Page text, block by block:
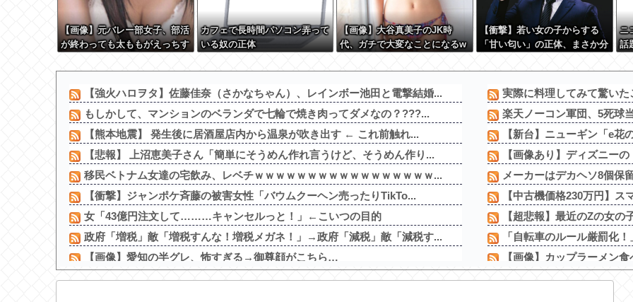
【画像】元バレー部女子、部活
が終わっても太ももがえっちす
カフェで長時間パソコン弄って
いる奴の正体
【画像】大谷真美子のJK時
代、ガチで大変なことになるw
【衝撃】若い女の子からする
「甘い匂い」の正体、まさか分
な？よな？w w w w w w w w
w w w
ニ
話
【強火ハロヲタ】佐藤佳奈（さかなちゃん）、レインボー池田と電撃結婚...
もしかして、マンションのベランダで七輪で焼き肉ってダメなの？???...
【熊本地震】 発生後に居酒屋店内から温泉が吹き出す ← これ前触れ...
【悲報】 上沼恵美子さん「簡単にそうめん作れ言うけど、そうめん作り...
移民ベトナム女達の宅飲み、レベチｗｗｗｗｗｗｗｗｗｗｗｗｗｗｗｗｗ...
【衝撃】ジャンポケ斉藤の被害女性「バウムクーヘン売ったりTikTo...
女「43億円注文して………キャンセルっと！」←こいつの目的
政府「増税」敵「増税すんな！増税メガネ！」→政府「減税」敵「減税す...
【画像】愛知の半グレ、怖すぎる→御尊顔がこちら…
【画像】 ドスケベ体育祭、開幕ｗｗｗ
実際に料理してみて驚い
楽天ノーコン軍団、5死球
【新台】ニューギン「e
【画像あり】ディズニー
メーカーはデカヘソ8個保
【中古機価格230万円】
【超悲報】最近のZの女
「自転車のルール厳罰化
【画像】カップラーメン
【悲報】女芸人の吉住さ